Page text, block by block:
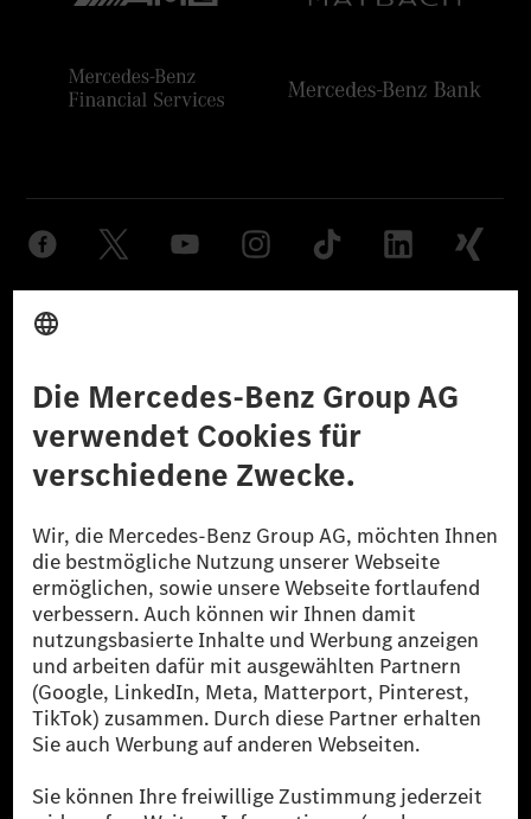
© 2026 Mercedes-Benz Group AG. Alle Rechte vorbehalten.
reduzierte CO₂-Emissionen bei der Mercedes-Benz Group durch
zertifizierte Ausgleichsprojekte kompensiert werden.
[2] Renewable Charging ist ein integraler Bestandteil von MB.CHARGE
Public in Europa, den USA, Kanada und China. Sofern an der jeweiligen
Ladestation noch kein Strom aus erneuerbaren Energien vorliegt,
verwendet Renewable Charging Grünstromzertifikate*. Diese stellen
sicher, dass für Ladevorgänge über MB.CHARGE Public eine äquivalente
Strommenge aus erneuerbaren Energien ins Stromnetz eingespeist wird.
Sie stammen ausschließlich aus Wind- und Solarkraftanlagen, die jünger
als sechs Jahre sind.
* Inkl. EKOenergy Ökolabel
* Die angegebenen Werte wurden nach dem vorgeschriebenen
Messverfahren WLTP (Worldwide harmonised Light vehicles Test